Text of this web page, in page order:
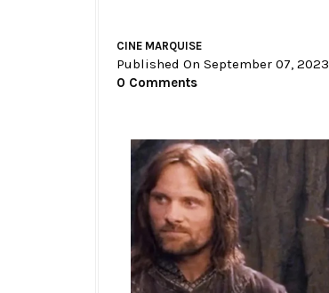
CINE MARQUISE
Published On September 07, 2023
0 Comments